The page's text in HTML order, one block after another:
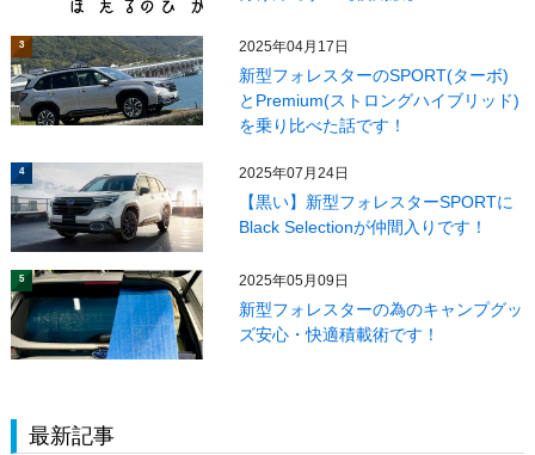
3 2025年04月17日
新型フォレスターのSPORT(ターボ)
とPremium(ストロングハイブリッド)
を乗り比べた話です！
4 2025年07月24日
【黒い】新型フォレスターSPORTに
Black Selectionが仲間入りです！
5 2025年05月09日
新型フォレスターの為のキャンプグッ
ズ安心・快適積載術です！
最新記事